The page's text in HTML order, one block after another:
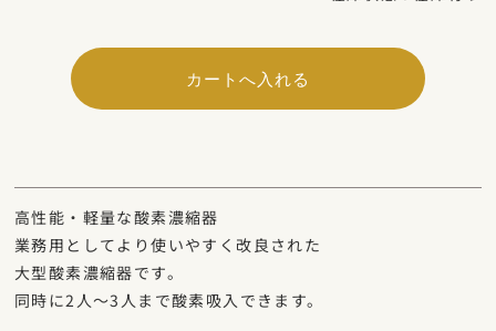
高性能・軽量な酸素濃縮器
業務用としてより使いやすく改良された
大型酸素濃縮器です。
同時に2人〜3人まで酸素吸入できます。